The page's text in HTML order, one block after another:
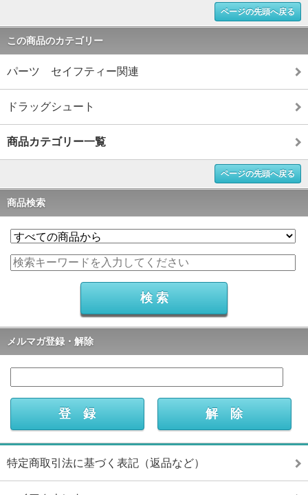
ページの先頭へ戻る
この商品のカテゴリー
パーツ セイフティー関連
ドラッグシュート
商品カテゴリー一覧
ページの先頭へ戻る
商品検索
メルマガ登録・解除
特定商取引法に基づく表記（返品など）